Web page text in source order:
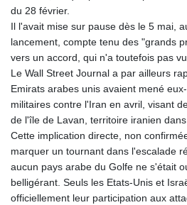
du 28 février.
Il l'avait mise sur pause dès le 5 mai,
lancement, compte tenu des "grands
vers un accord, qui n'a toutefois pas
Le Wall Street Journal a par ailleurs
Emirats arabes unis avaient mené
militaires contre l'Iran en avril, visant
de l'île de Lavan, territoire iranien
Cette implication directe, non
marquer un tournant dans l'escalade
aucun pays arabe du Golfe ne s'était
belligérant. Seuls les Etats-Unis et
officiellement leur participation aux